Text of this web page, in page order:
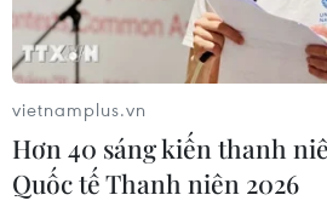
của Trung Quốc đạt 3.310 tỷ USD,
Nhật Bản, với 1.270 tỷ USD, trong
ba, với 924 tỷ USD.
vietnamplus.vn
Hơn 40 sáng kiến thanh
Quốc tế Thanh niên 2026